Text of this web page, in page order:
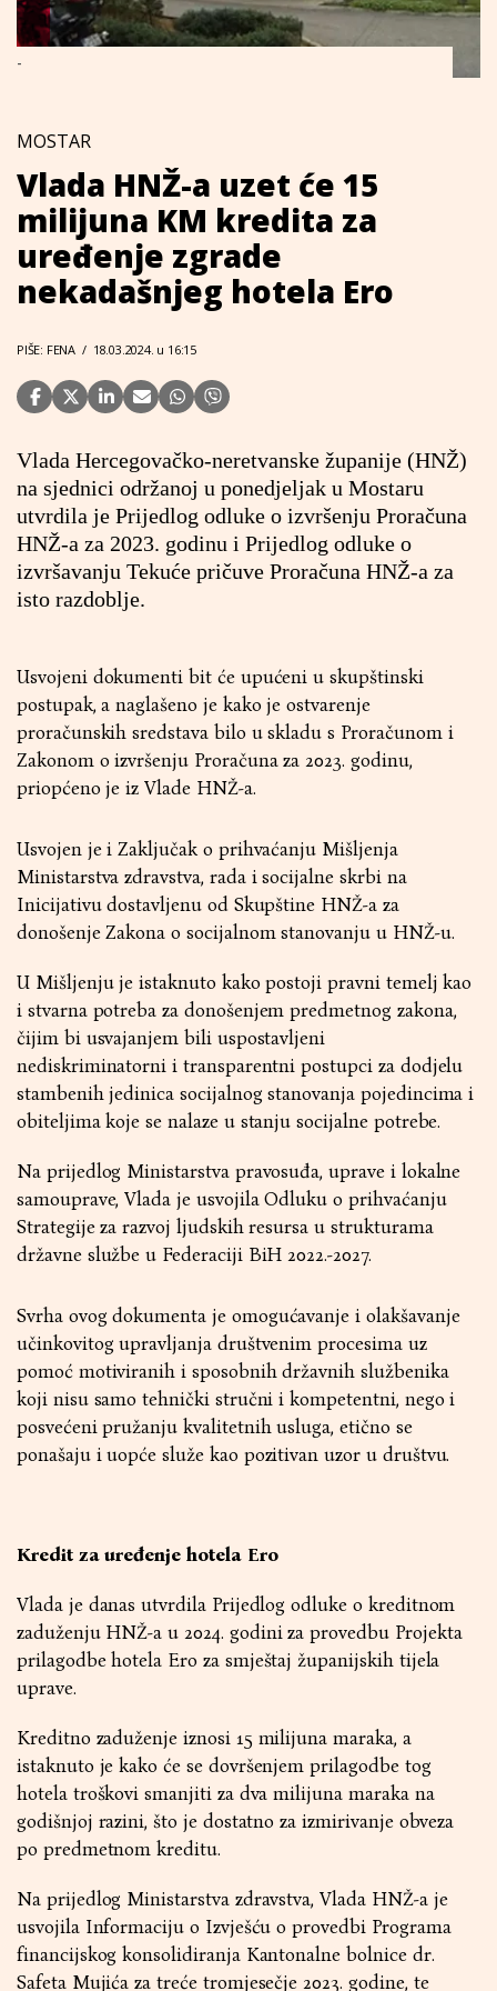
-
MOSTAR
Vlada HNŽ-a uzet će 15
milijuna KM kredita za
uređenje zgrade
nekadašnjeg hotela Ero
PIŠE: FENA / 18.03.2024. u 16:15
Vlada Hercegovačko-neretvanske županije (HNŽ)
na sjednici održanoj u ponedjeljak u Mostaru
utvrdila je Prijedlog odluke o izvršenju Proračuna
HNŽ-a za 2023. godinu i Prijedlog odluke o
izvršavanju Tekuće pričuve Proračuna HNŽ-a za
isto razdoblje.
Usvojeni dokumenti bit će upućeni u skupštinski
postupak, a naglašeno je kako je ostvarenje
proračunskih sredstava bilo u skladu s Proračunom i
Zakonom o izvršenju Proračuna za 2023. godinu,
priopćeno je iz Vlade HNŽ-a.
Usvojen je i Zaključak o prihvaćanju Mišljenja
Ministarstva zdravstva, rada i socijalne skrbi na
Inicijativu dostavljenu od Skupštine HNŽ-a za
donošenje Zakona o socijalnom stanovanju u HNŽ-u.
U Mišljenju je istaknuto kako postoji pravni temelj kao
i stvarna potreba za donošenjem predmetnog zakona,
čijim bi usvajanjem bili uspostavljeni
nediskriminatorni i transparentni postupci za dodjelu
stambenih jedinica socijalnog stanovanja pojedincima i
obiteljima koje se nalaze u stanju socijalne potrebe.
Na prijedlog Ministarstva pravosuđa, uprave i lokalne
samouprave, Vlada je usvojila Odluku o prihvaćanju
Strategije za razvoj ljudskih resursa u strukturama
državne službe u Federaciji BiH 2022.-2027.
Svrha ovog dokumenta je omogućavanje i olakšavanje
učinkovitog upravljanja društvenim procesima uz
pomoć motiviranih i sposobnih državnih službenika
koji nisu samo tehnički stručni i kompetentni, nego i
posvećeni pružanju kvalitetnih usluga, etično se
ponašaju i uopće služe kao pozitivan uzor u društvu.
Kredit za uređenje hotela Ero
Vlada je danas utvrdila Prijedlog odluke o kreditnom
zaduženju HNŽ-a u 2024. godini za provedbu Projekta
prilagodbe hotela Ero za smještaj županijskih tijela
uprave.
Kreditno zaduženje iznosi 15 milijuna maraka, a
istaknuto je kako će se dovršenjem prilagodbe tog
hotela troškovi smanjiti za dva milijuna maraka na
godišnjoj razini, što je dostatno za izmirivanje obveza
po predmetnom kreditu.
Na prijedlog Ministarstva zdravstva, Vlada HNŽ-a je
usvojila Informaciju o Izvješću o provedbi Programa
financijskog konsolidiranja Kantonalne bolnice dr.
Safeta Mujića za treće tromjesečje 2023. godine, te